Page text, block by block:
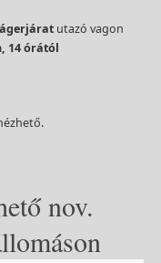
utazó vagon
14 órától
nov.